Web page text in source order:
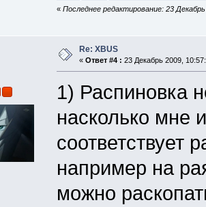
«Последнее редактирование: 23
Re: XBUS
« Ответ #4 : 23 Декабрь 2009,
1) Распиновка
насколько мне
соответствует
например на
можно